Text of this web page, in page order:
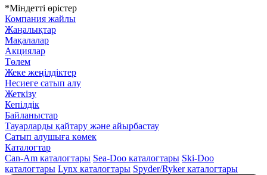
*Міндетті өрістер
Компания жайлы
Жаңалықтар
Мақалалар
Акциялар
Төлем
Жеке жеңілдіктер
Несиеге сатып алу
Жеткізу
Кепілдік
Байланыстар
Тауарларды қайтару және айырбастау
Сатып алушыға көмек
Каталогтар
Can-Am каталогтары Sea-Doo каталогтары Ski-Doo
каталогтары Lynx каталогтары Spyder/Ryker каталогтары